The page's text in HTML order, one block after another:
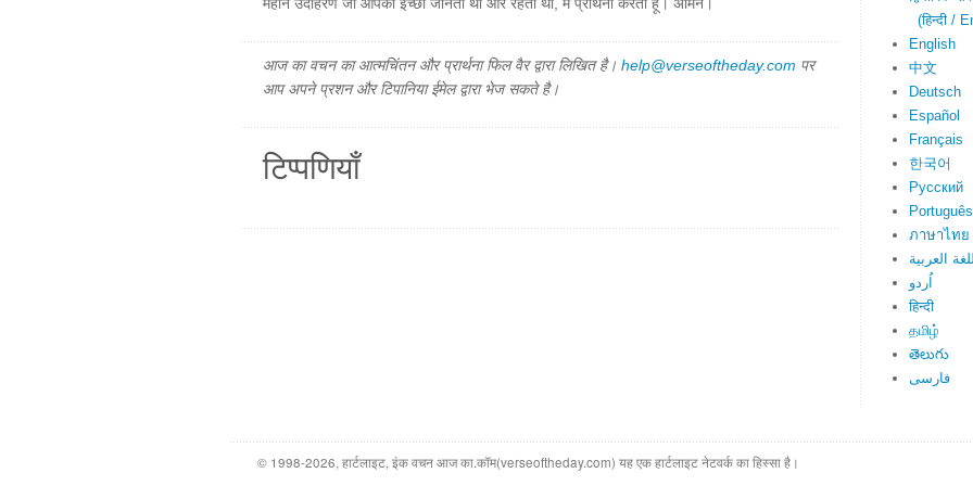
आज का वचन का आत्मचिंतन और प्रार्थना फिल वैर द्वारा लिखित है। help@verseoftheday.com पर
आप अपने प्रशन और टिपानिया ईमेल द्वारा भेज सकते है।
टिप्पणियाँ
(हिन्दी /
English
中文
Deutsch
Español
Français
한국어
Русский
Português
ภาษาไทย
العربية
اُردو
हिन्दी
தமிழ்
తెలుగు
فارسی
© 1998-2026, हार्टलाइट, इंक वचन आज का.कॉम(verseoftheday.com) यह एक हार्टलाइट नेटवर्क का हिस्सा है।